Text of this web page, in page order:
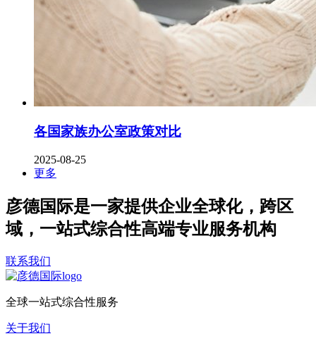
各国家族办公室政策对比
2025-08-25
更多
彦德国际是一家提供企业全球化，跨区
域，一站式综合性高端专业服务机构
联系我们
全球一站式综合性服务
关于我们